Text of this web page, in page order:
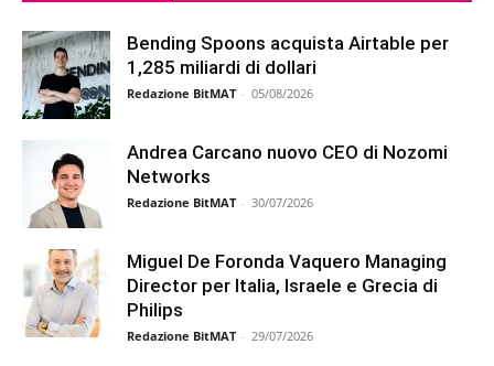
Bending Spoons acquista Airtable per
1,285 miliardi di dollari
Redazione BitMAT - 05/08/2026
Andrea Carcano nuovo CEO di Nozomi
Networks
Redazione BitMAT - 30/07/2026
Miguel De Foronda Vaquero Managing
Director per Italia, Israele e Grecia di
Philips
Redazione BitMAT - 29/07/2026